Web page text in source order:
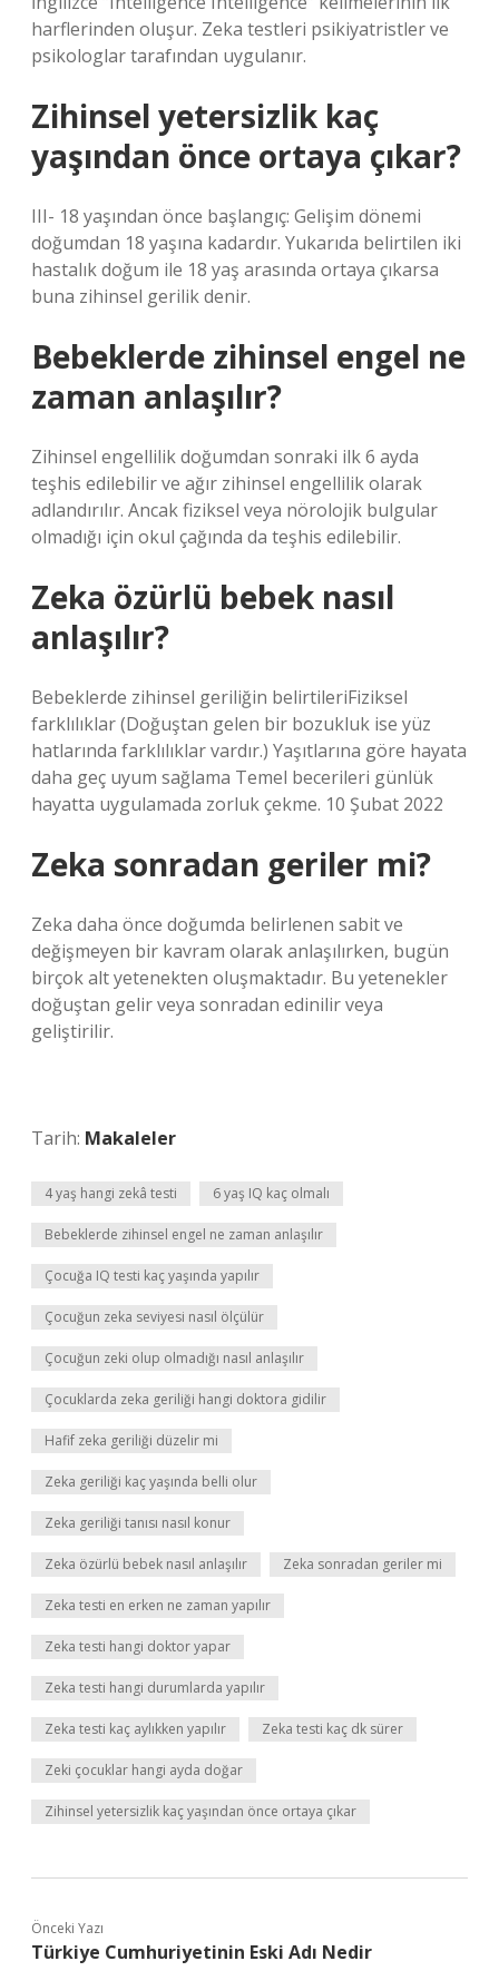
harflerinden oluşur. Zeka testleri psikiyatristler ve
psikologlar tarafından uygulanır.
Zihinsel yetersizlik kaç
yaşından önce ortaya çıkar?
III- 18 yaşından önce başlangıç: Gelişim dönemi
doğumdan 18 yaşına kadardır. Yukarıda belirtilen iki
hastalık doğum ile 18 yaş arasında ortaya çıkarsa
buna zihinsel gerilik denir.
Bebeklerde zihinsel engel ne
zaman anlaşılır?
Zihinsel engellilik doğumdan sonraki ilk 6 ayda
teşhis edilebilir ve ağır zihinsel engellilik olarak
adlandırılır. Ancak fiziksel veya nörolojik bulgular
olmadığı için okul çağında da teşhis edilebilir.
Zeka özürlü bebek nasıl
anlaşılır?
Bebeklerde zihinsel geriliğin belirtileriFiziksel
farklılıklar (Doğuştan gelen bir bozukluk ise yüz
hatlarında farklılıklar vardır.) Yaşıtlarına göre hayata
daha geç uyum sağlama Temel becerileri günlük
hayatta uygulamada zorluk çekme. 10 Şubat 2022
Zeka sonradan geriler mi?
Zeka daha önce doğumda belirlenen sabit ve
değişmeyen bir kavram olarak anlaşılırken, bugün
birçok alt yetenekten oluşmaktadır. Bu yetenekler
doğuştan gelir veya sonradan edinilir veya
geliştirilir.
Tarih: Makaleler
4 yaş hangi zekâ testi 6 yaş IQ kaç olmalı
Bebeklerde zihinsel engel ne zaman anlaşılır
Çocuğa IQ testi kaç yaşında yapılır
Çocuğun zeka seviyesi nasıl ölçülür
Çocuğun zeki olup olmadığı nasıl anlaşılır
Çocuklarda zeka geriliği hangi doktora gidilir
Hafif zeka geriliği düzelir mi
Zeka geriliği kaç yaşında belli olur
Zeka geriliği tanısı nasıl konur
Zeka özürlü bebek nasıl anlaşılır Zeka sonradan geriler mi
Zeka testi en erken ne zaman yapılır
Zeka testi hangi doktor yapar
Zeka testi hangi durumlarda yapılır
Zeka testi kaç aylıkken yapılır Zeka testi kaç dk sürer
Zeki çocuklar hangi ayda doğar
Zihinsel yetersizlik kaç yaşından önce ortaya çıkar
Önceki Yazı
Türkiye Cumhuriyetinin Eski Adı Nedir